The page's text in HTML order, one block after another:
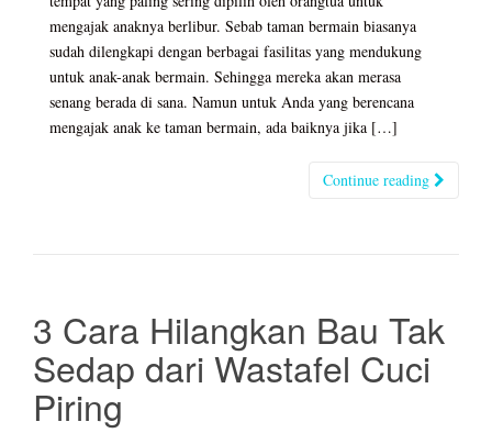
mengajak anaknya berlibur. Sebab taman bermain biasanya
sudah dilengkapi dengan berbagai fasilitas yang mendukung
untuk anak-anak bermain. Sehingga mereka akan merasa
senang berada di sana. Namun untuk Anda yang berencana
mengajak anak ke taman bermain, ada baiknya jika […]
Continue reading
3 Cara Hilangkan Bau Tak
Sedap dari Wastafel Cuci
Piring